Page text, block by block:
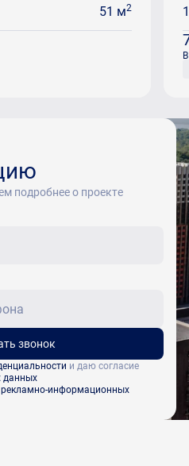
51 м2
подробнее о проекте
звонок
и даю согласие
данных
рекламно-информационных